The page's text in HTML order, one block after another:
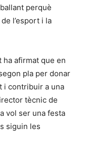
perquè
l’esport i la
ha afirmat que en
pla per donar
i contribuir a una
tècnic de
vol ser una festa
siguin les